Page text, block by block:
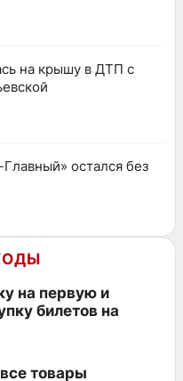
на крышу в ДТП с
остался без
на первую и
билетов на
товары